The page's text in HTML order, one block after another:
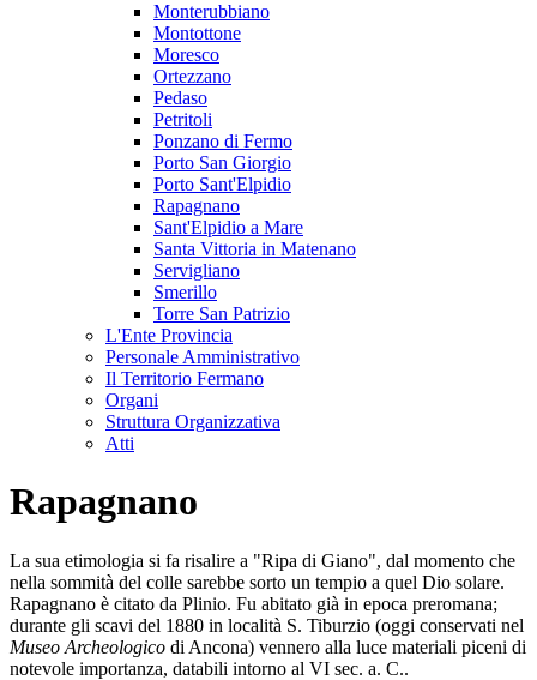
Monterubbiano
Montottone
Moresco
Ortezzano
Pedaso
Petritoli
Ponzano di Fermo
Porto San Giorgio
Porto Sant'Elpidio
Rapagnano
Sant'Elpidio a Mare
Santa Vittoria in Matenano
Servigliano
Smerillo
Torre San Patrizio
L'Ente Provincia
Personale Amministrativo
Il Territorio Fermano
Organi
Struttura Organizzativa
Atti
Rapagnano
La sua etimologia si fa risalire a "Ripa di Giano", dal momento che
nella sommità del colle sarebbe sorto un tempio a quel Dio solare.
Rapagnano è citato da Plinio. Fu abitato già in epoca preromana;
durante gli scavi del 1880 in località S. Tiburzio (oggi conservati nel
Museo Archeologico di Ancona) vennero alla luce materiali piceni di
notevole importanza, databili intorno al VI sec. a. C..